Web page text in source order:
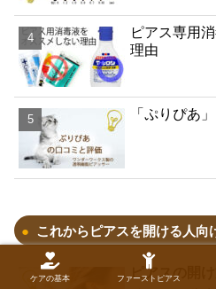
ピアス専用
理由
「ぷりぴあ
これからピアスを開ける人向
ピアスの開
ケアの基本 ファーストピアス